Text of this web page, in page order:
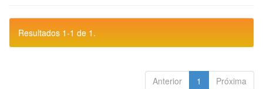
Resultados 1-1 de 1.
Anterior 1 Próxima